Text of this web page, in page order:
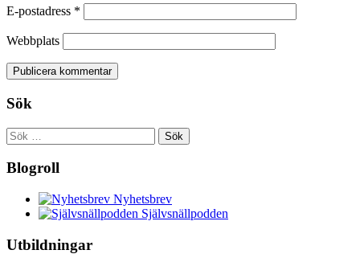
E-postadress *
Webbplats
Sök
Sök
efter:
Blogroll
Nyhetsbrev
Självsnällpodden
Utbildningar